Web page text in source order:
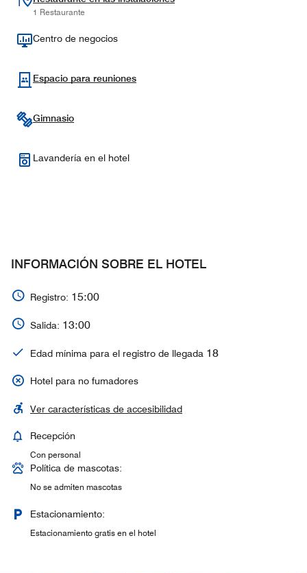
1 Restaurante
Centro de negocios
Espacio para reuniones
Gimnasio
Lavandería en el hotel
INFORMACIÓN SOBRE EL HOTEL
Registro: 15:00
Salida: 13:00
Edad mínima para el registro de llegada 18
Hotel para no fumadores
Ver características de accesibilidad
Recepción
Con personal
Política de mascotas:
No se admiten mascotas
Estacionamiento:
Estacionamiento gratis en el hotel